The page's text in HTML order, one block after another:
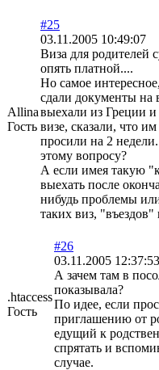
Allina
Гость
#25
03.11.2005 10:49:07
Виза для родителей
опять платной....
Но самое
сдали документы
выехали из Греции
визе, сказали, что
просили на 2
этому вопросу?
А если имея такую
выехать после
нибудь проблемы
таких виз,
.htaccess
Гость
#26
03.11.2005 12:37:53
А зачем там в
показывала?
По идее, если
приглашению от
едущий к
спрятать и
случае.